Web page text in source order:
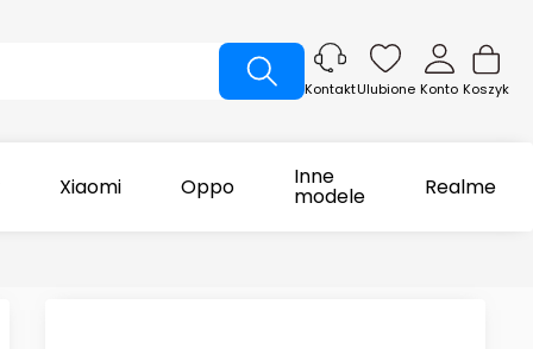
Koszyk
Konto
KontaktUlubione
Xiaomi Oppo Inne
modele Realme